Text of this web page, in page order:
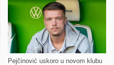
Pejčinović uskoro u novom klubu